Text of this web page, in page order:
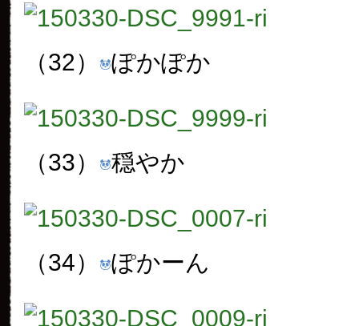
（32） ぽかぽか
（33） 穏やか
（34） ぽかーん